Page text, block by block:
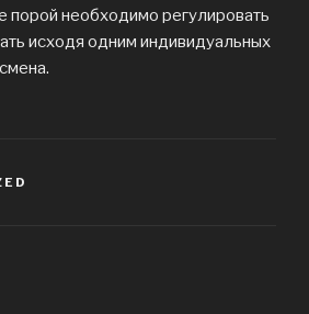
порой необходимо регулировать
исходя одним индивидуальных